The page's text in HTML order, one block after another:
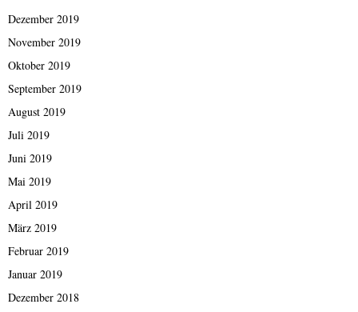
Dezember 2019
November 2019
Oktober 2019
September 2019
August 2019
Juli 2019
Juni 2019
Mai 2019
April 2019
März 2019
Februar 2019
Januar 2019
Dezember 2018